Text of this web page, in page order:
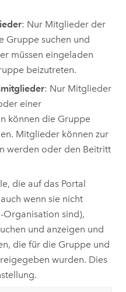
: Nur Mitglieder der
Gruppe suchen und
müssen eingeladen
beizutreten.
: Nur Mitglieder
einer
können die Gruppe
Mitglieder können zur
werden oder den Beitritt
die auf das Portal
wenn sie nicht
sind),
und anzeigen und
die für die Gruppe und
wurden. Dies